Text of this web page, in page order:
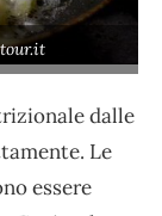
dalle
Le
essere